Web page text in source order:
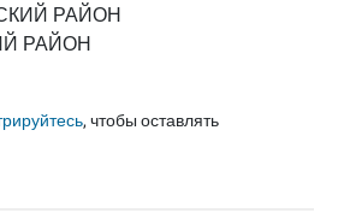
РАЙОН
РАЙОН
, чтобы оставлять